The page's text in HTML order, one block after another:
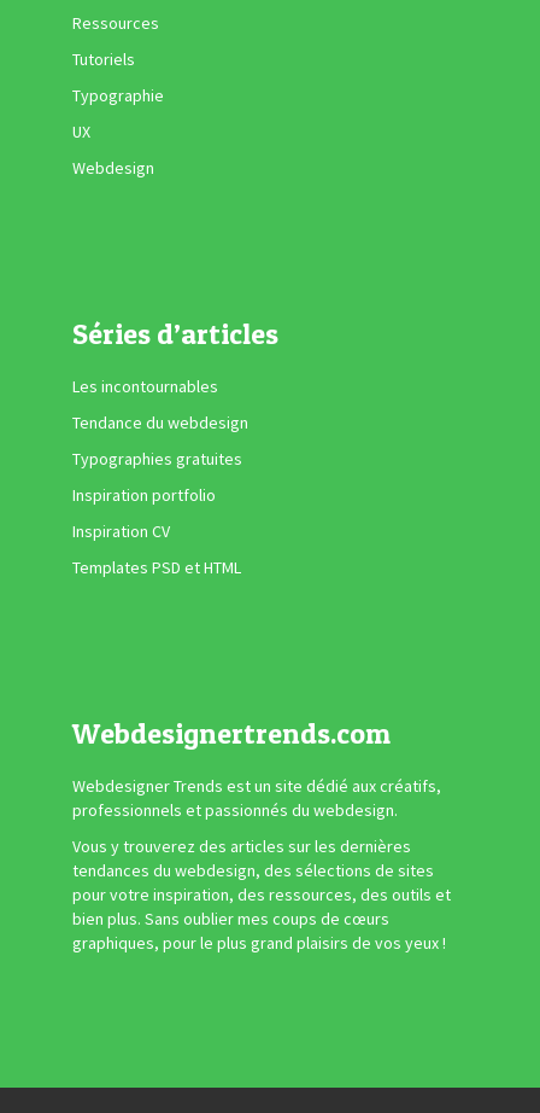
Ressources
Tutoriels
Typographie
UX
Webdesign
Séries d’articles
Les incontournables
Tendance du webdesign
Typographies gratuites
Inspiration portfolio
Inspiration CV
Templates PSD et HTML
Webdesignertrends.com
Webdesigner Trends est un site dédié aux créatifs,
professionnels et passionnés du webdesign.
Vous y trouverez des articles sur les dernières
tendances du webdesign, des sélections de sites
pour votre inspiration, des ressources, des outils et
bien plus. Sans oublier mes coups de cœurs
graphiques, pour le plus grand plaisirs de vos yeux !